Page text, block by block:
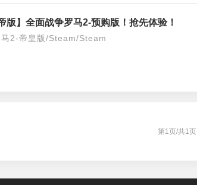
版】全面战争罗马2-预购版！抢先体验！
2-帝皇版/Steam/Steam
第1页/共1页